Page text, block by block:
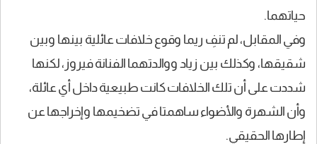
حياتهما.
وفي المقابل، لم تنفِ ريما وقوع خلافات عائلية بينها وبين
شقيقها، وكذلك بين زياد ووالدتهما الفنانة فيروز، لكنها
شددت على أن تلك الخلافات كانت طبيعية داخل أي عائلة،
وأن الشهرة والأضواء ساهمتا في تضخيمها وإخراجها عن
إطارها الحقيقي.